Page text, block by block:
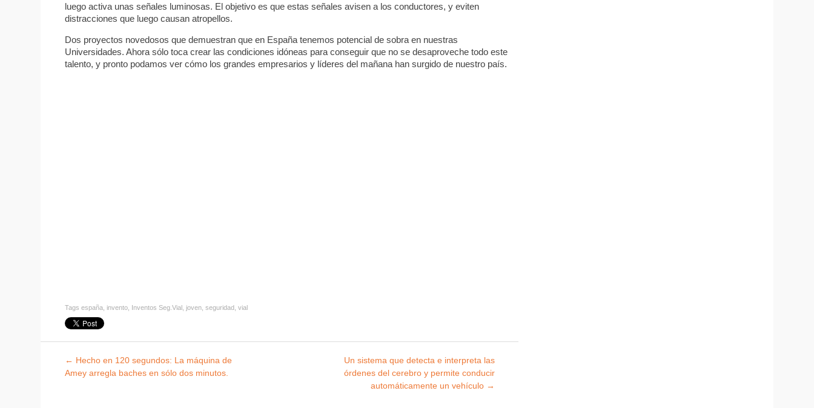
luego activa unas señales luminosas. El objetivo es que estas señales avisen a los conductores, y eviten
distracciones que luego causan atropellos.
Dos proyectos novedosos que demuestran que en España tenemos potencial de sobra en nuestras
Universidades. Ahora sólo toca crear las condiciones idóneas para conseguir que no se desaproveche todo este
talento, y pronto podamos ver cómo los grandes empresarios y líderes del mañana han surgido de nuestro país.
Tagsespaña invento Inventos Seg.Vial joven ,seguridad ,vial
Explorar
entradas
← Hecho en 120 segundos: La máquina de
Amey arregla baches en sólo dos minutos.
Un sistema que detecta e interpreta las
órdenes del cerebro y permite conducir
automáticamente un vehículo →